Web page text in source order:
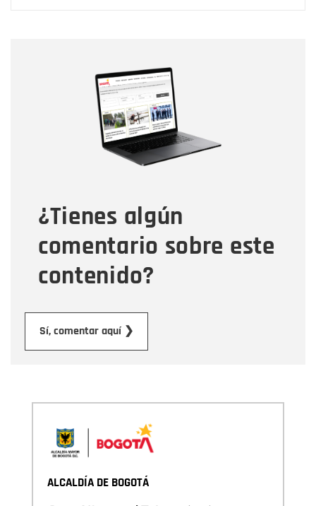
¿Tienes algún
comentario sobre este
contenido?
Sí, comentar aquí ❯
Correo electrónico
Tipo de comentario
Mensaje
ALCALDÍA DE BOGOTÁ